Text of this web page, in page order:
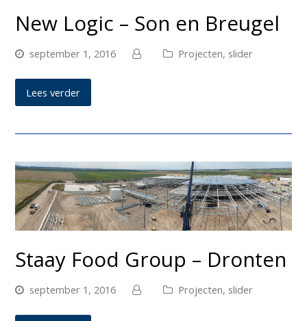
New Logic – Son en Breugel
september 1, 2016 Projecten, slider
Lees verder
Staay Food Group – Dronten
september 1, 2016 Projecten, slider